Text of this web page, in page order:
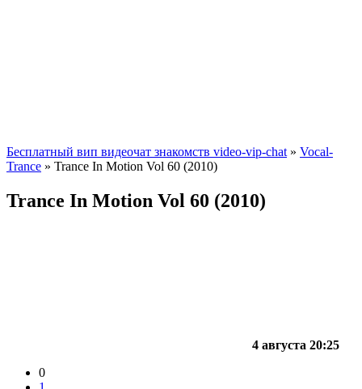
Бесплатный вип видеочат знакомств video-vip-chat » Vocal-
Trance » Trance In Motion Vol 60 (2010)
Trance In Motion Vol 60 (2010)
4 августа 20:25
0